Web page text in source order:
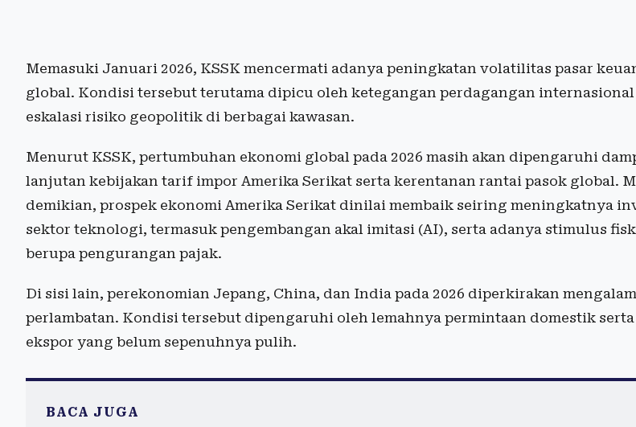
Memasuki Januari 2026, KSSK mencermati adanya peningkatan volatilitas pasar
global. Kondisi tersebut terutama dipicu oleh ketegangan perdagangan internasional
eskalasi risiko geopolitik di berbagai kawasan.
Menurut KSSK, pertumbuhan ekonomi global pada 2026 masih akan dipengaruhi
lanjutan kebijakan tarif impor Amerika Serikat serta kerentanan rantai pasok global.
demikian, prospek ekonomi Amerika Serikat dinilai membaik seiring meningkatnya
sektor teknologi, termasuk pengembangan akal imitasi (AI), serta adanya stimulus
berupa pengurangan pajak.
Di sisi lain, perekonomian Jepang, China, dan India pada 2026 diperkirakan
perlambatan. Kondisi tersebut dipengaruhi oleh lemahnya permintaan domestik
ekspor yang belum sepenuhnya pulih.
BACA JUGA